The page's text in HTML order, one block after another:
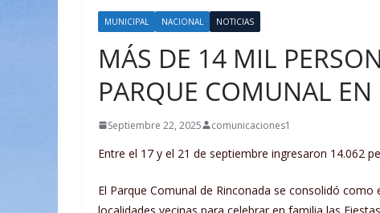
MUNICIPAL NACIONAL NOTICIAS
MÁS DE 14 MIL
PARQUE COMUNAL EN
Septiembre 22, 2025 comunicaciones1
Entre el 17 y el 21 de septiembre ingresaron 14.062
El Parque Comunal de Rinconada se consolidó